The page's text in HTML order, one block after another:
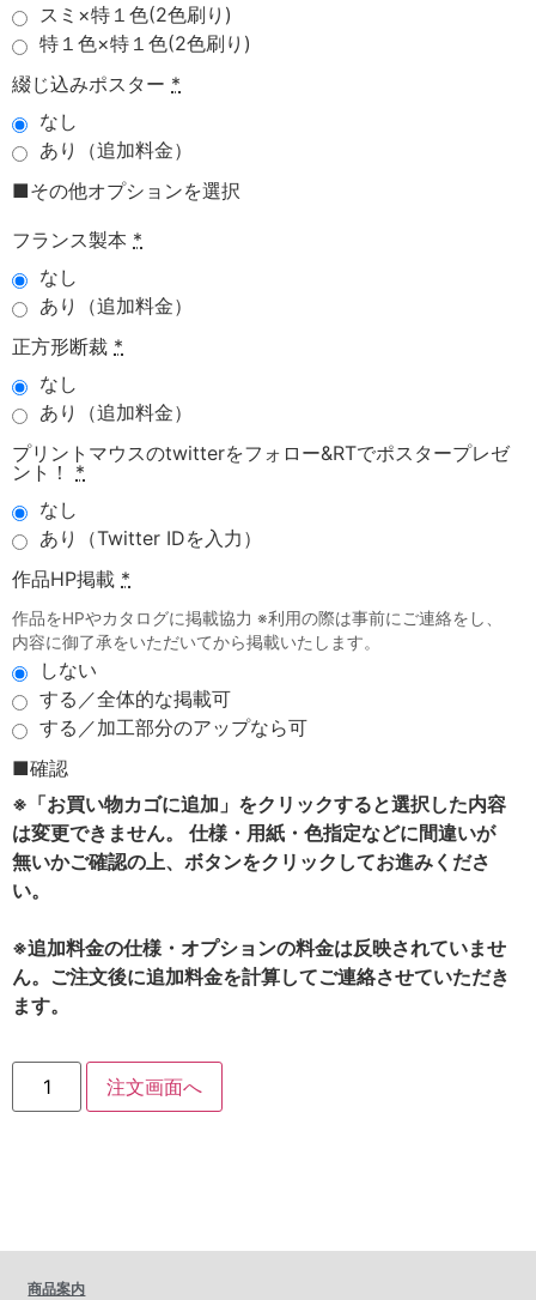
スミ×特１色(2色刷り)
特１色×特１色(2色刷り)
綴じ込みポスター *
なし
あり（追加料金）
■その他オプションを選択
フランス製本 *
なし
あり（追加料金）
正方形断裁 *
なし
あり（追加料金）
プリントマウスのtwitterをフォロー&RTでポスタープレゼ
ント！
*
なし
あり（Twitter IDを入力）
作品HP掲載 *
作品をHPやカタログに掲載協力 ※利用の際は事前にご連絡をし、
内容に御了承をいただいてから掲載いたします。
しない
する／全体的な掲載可
する／加工部分のアップなら可
■確認
※「お買い物カゴに追加」をクリックすると選択した内容
は変更できません。 仕様・用紙・色指定などに間違いが
無いかご確認の上、ボタンをクリックしてお進みくださ
い。
※追加料金の仕様・オプションの料金は反映されていませ
ん。ご注文後に追加料金を計算してご連絡させていただき
ます。
注文画面へ
商品案内